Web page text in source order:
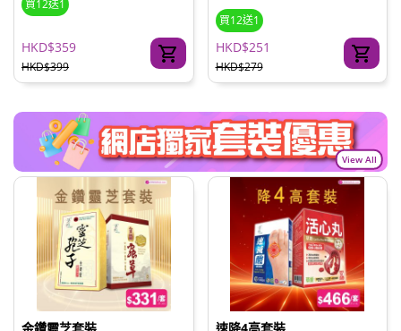
買12送1
HKD$359
HKD$399
買12送1
HKD$251
HKD$279
View All